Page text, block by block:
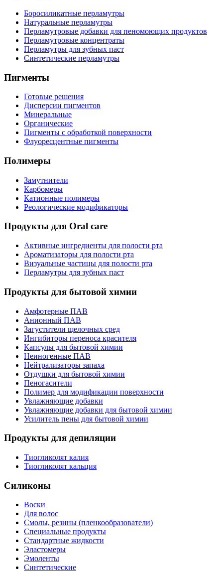
Боросиликатные перламутры
Натуральные перламутры
Перламутровые добавки для пеномоющих продуктов
Перламутровые концентраты
Перламутры для зубных паст
Синтетические перламутры
Пигменты
Готовые решения
Дисперсии пигментов
Минеральные
Органические
Пигменты с обработкой поверхности
Флуоресцентные пигменты
Полимеры
Замутнители
Карбомеры
Катионные полимеры
Реологические модификаторы
Продукты для Oral care
Активные ингредиенты для полости рта
Ароматизаторы для полости рта
Визуальные частицы для полости рта
Перламутры для зубных паст
Продукты для бытовой химии
Амфотерные ПАВ
Анионный ПАВ
Загустители щелочных сред
Ингибиторы переноса красителя
Капсулы для бытовой химии
Неиногенные ПАВ
Нейтрализаторы запаха
Отдушки для бытовой химии
Пеногасители
Полимер для модификации поверхности
Увлажняющие добавки
Увлажняющие добавки для бытовой химии
Усилитель пены для бытовой химии
Продукты для депиляции
Тиогликолят калия
Тиогликолят кальция
Силиконы
Воски
Для волос
Смолы, резины (пленкообразователи)
Специальные продукты
Стандартные жидкости
Эластомеры
Эмоленты
Синтетические